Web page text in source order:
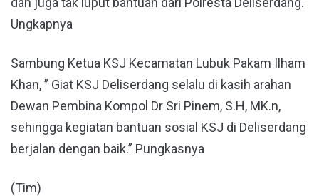
Ungkapnya
Sambung Ketua KSJ Kecamatan Lubuk Pakam Ilham
Khan, ” Giat KSJ Deliserdang selalu di kasih arahan
Dewan Pembina Kompol Dr Sri Pinem, S.H, MK.n,
sehingga kegiatan bantuan sosial KSJ di Deliserdang
berjalan dengan baik.” Pungkasnya
(Tim)